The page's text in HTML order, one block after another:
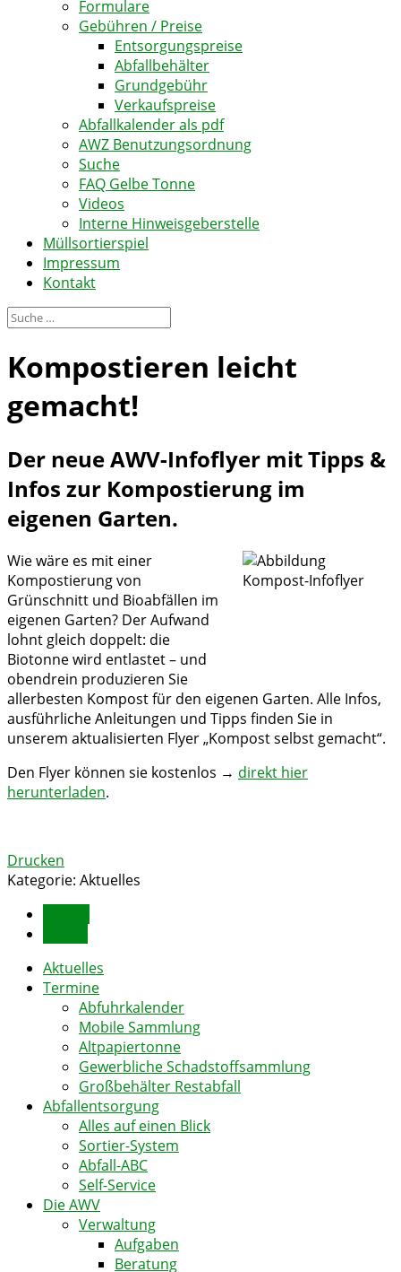
Formulare
Gebühren / Preise
Entsorgungspreise
Abfallbehälter
Grundgebühr
Verkaufspreise
Abfallkalender als pdf
AWZ Benutzungsordnung
Suche
FAQ Gelbe Tonne
Videos
Interne Hinweisgeberstelle
Müllsortierspiel
Impressum
Kontakt
Kompostieren leicht
gemacht!
Der neue AWV-Infoflyer mit Tipps &
Infos zur Kompostierung im
eigenen Garten.
Wie wäre es mit einer
Kompostierung von
Grünschnitt und Bioabfällen im
eigenen Garten? Der Aufwand
lohnt gleich doppelt: die
Biotonne wird entlastet – und
obendrein produzieren Sie
allerbesten Kompost für den eigenen Garten. Alle Infos,
ausführliche Anleitungen und Tipps finden Sie in
unserem aktualisierten Flyer „Kompost selbst gemacht“.
Den Flyer können sie kostenlos → direkt hier
herunterladen.
Drucken
Kategorie: Aktuelles
Aktuelles
Termine
Abfuhrkalender
Mobile Sammlung
Altpapiertonne
Gewerbliche Schadstoffsammlung
Großbehälter Restabfall
Abfallentsorgung
Alles auf einen Blick
Sortier-System
Abfall-ABC
Self-Service
Die AWV
Verwaltung
Aufgaben
Beratung